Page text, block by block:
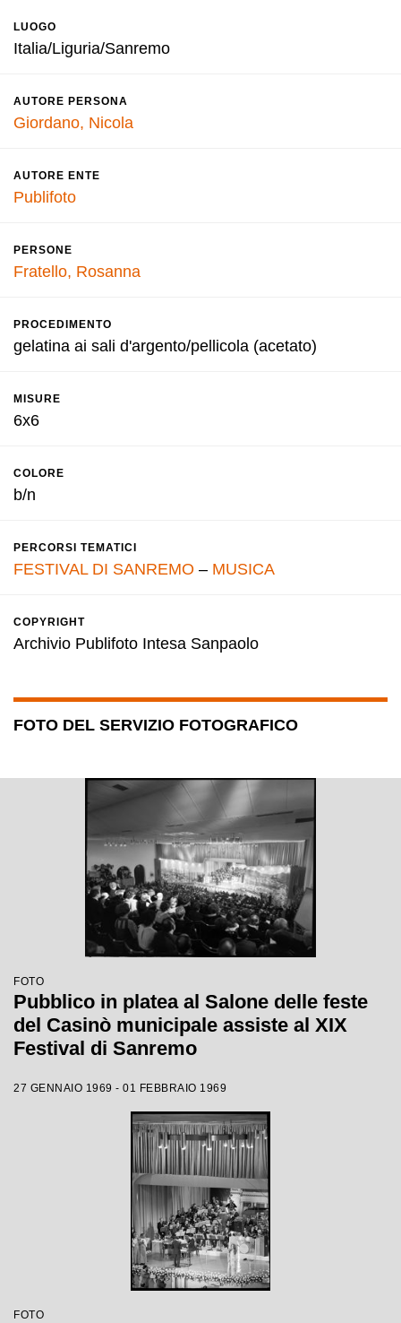
LUOGO
Italia/Liguria/Sanremo
AUTORE PERSONA
Giordano, Nicola
AUTORE ENTE
Publifoto
PERSONE
Fratello, Rosanna
PROCEDIMENTO
gelatina ai sali d'argento/pellicola (acetato)
MISURE
6x6
COLORE
b/n
PERCORSI TEMATICI
FESTIVAL DI SANREMO – MUSICA
COPYRIGHT
Archivio Publifoto Intesa Sanpaolo
FOTO DEL SERVIZIO FOTOGRAFICO
FOTO
Pubblico in platea al Salone delle feste
del Casinò municipale assiste al XIX
Festival di Sanremo
27 GENNAIO 1969 - 01 FEBBRAIO 1969
FOTO